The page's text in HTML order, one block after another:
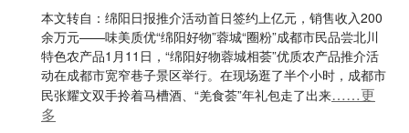
本文转自：绵阳日报推介活动首日签约上亿元，销售收入200
余万元——味美质优“绵阳好物”蓉城“圈粉”成都市民品尝北川
特色农产品1月11日，“绵阳好物蓉城相荟”优质农产品推介活
动在成都市宽窄巷子景区举行。在现场逛了半个小时，成都市
民张耀文双手拎着马槽酒、“羌食荟”年礼包走了出来……更
多